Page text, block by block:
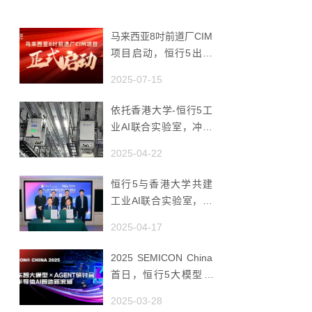
马来西亚8吋前道厂CIM
项目启动，恒行5出海
2025-07-15
依托香港大学-恒行5工
业AI联合实验室，冲破
花板”
2025-04-22
恒行5与香港大学共建
工业AI联合实验室，推
创新枢纽
2025-04-17
2025 SEMICON China
首日，恒行5大模型 ×
体AI智造新浪潮
2025-03-28